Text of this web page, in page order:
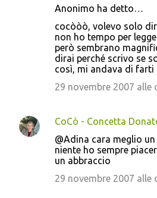
Anonimo ha detto…
cocòòò, volevo solo
non ho tempo per
però sembrano
dirai perché scrivo se
così, mi andava di farti
29 novembre 2007 alle
CoCò - Concetta
@Adina cara meglio
niente ho sempre
un abbraccio
29 novembre 2007 alle